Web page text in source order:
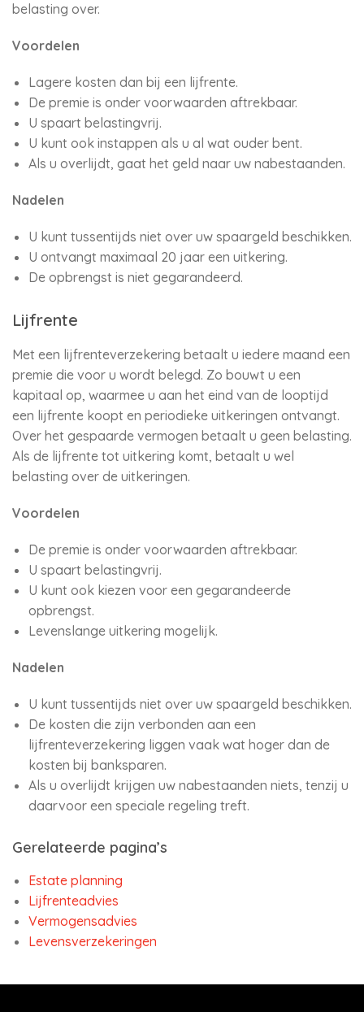
belasting over.
Voordelen
Lagere kosten dan bij een lijfrente.
De premie is onder voorwaarden aftrekbaar.
U spaart belastingvrij.
U kunt ook instappen als u al wat ouder bent.
Als u overlijdt, gaat het geld naar uw nabestaanden.
Nadelen
U kunt tussentijds niet over uw spaargeld beschikken.
U ontvangt maximaal 20 jaar een uitkering.
De opbrengst is niet gegarandeerd.
Lijfrente
Met een lijfrenteverzekering betaalt u iedere maand een
premie die voor u wordt belegd. Zo bouwt u een
kapitaal op, waarmee u aan het eind van de looptijd
een lijfrente koopt en periodieke uitkeringen ontvangt.
Over het gespaarde vermogen betaalt u geen belasting.
Als de lijfrente tot uitkering komt, betaalt u wel
belasting over de uitkeringen.
Voordelen
De premie is onder voorwaarden aftrekbaar.
U spaart belastingvrij.
U kunt ook kiezen voor een gegarandeerde
opbrengst.
Levenslange uitkering mogelijk.
Nadelen
U kunt tussentijds niet over uw spaargeld beschikken.
De kosten die zijn verbonden aan een
lijfrenteverzekering liggen vaak wat hoger dan de
kosten bij banksparen.
Als u overlijdt krijgen uw nabestaanden niets, tenzij u
daarvoor een speciale regeling treft.
Gerelateerde pagina’s
Estate planning
Lijfrenteadvies
Vermogensadvies
Levensverzekeringen